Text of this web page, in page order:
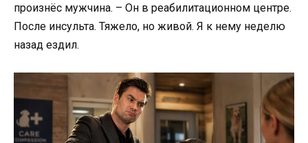
произнёс мужчина. – Он в реабилитационном центре.
После инсульта. Тяжело, но живой. Я к нему неделю
назад ездил.